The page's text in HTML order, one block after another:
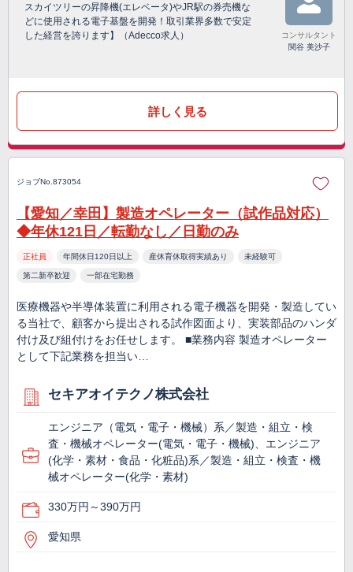
スカイツリーの昇降機(エレベータ)やJR駅の券売機な
どに使用される電子基盤を開発！取引業界多数で安定
した経営を誇ります】（Adecco求人）
コンサルタント
関谷 美沙子
詳しく見る
ジョブNo.873054
【愛知／幸田】製造オペレーター（試作品対応）
◆年休121日／転勤なし／日勤のみ
正社員 年間休日120日以上 産休育休取得実績あり 未経験可
第二新卒歓迎 一部在宅勤務
医療機器や半導体装置に利用される電子機器を開発・製造してい
る当社で、顧客から提出される試作図面より、実装部品のハンダ
付け及び組付けをお任せします。 ■業務内容 製造オペレーター
として下記業務を担当い…
セキアオイテクノ株式会社
エンジニア（電気・電子・機械）系／製造・組立・検
査・機械オペレーター(電気・電子・機械)、エンジニア
(化学・素材・食品・化粧品)系／製造・組立・検査・機
械オペレーター(化学・素材)
330万円～390万円
愛知県